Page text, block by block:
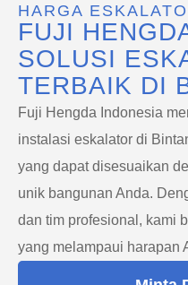
HARGA
FUJI
SOLUSI
TERBAIK DI
Fuji Hengda Indonesia
instalasi eskalator di
yang dapat disesuaikan
unik bangunan Anda.
dan tim profesional, kami
yang melampaui harapan